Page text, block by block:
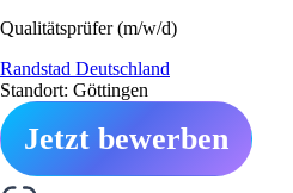
Qualitätsprüfer (m/w/d)
Randstad Deutschland
Standort: Göttingen
Jetzt bewerben